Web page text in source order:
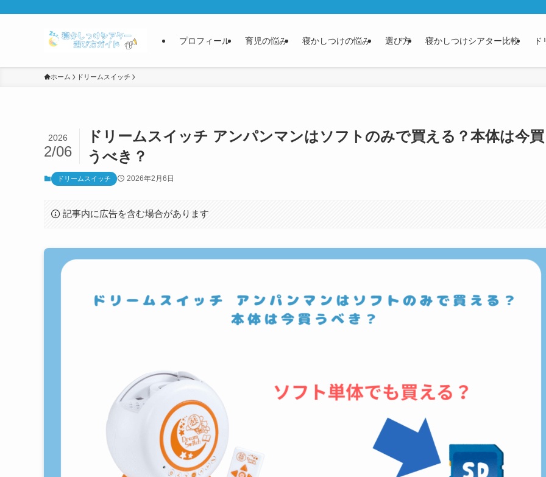
プロフィール 育児の悩み 寝かしつけの悩み 選び方 寝かしつけシアター比較
ホーム ドリームスイッチ
ドリームスイッチ アンパンマンはソフトのみで買える？本体は今買
うべき？
2026
2/06
ドリームスイッチ 2026年2月6日
記事内に広告を含む場合があります